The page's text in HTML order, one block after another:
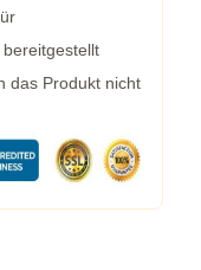
das Produkt nicht